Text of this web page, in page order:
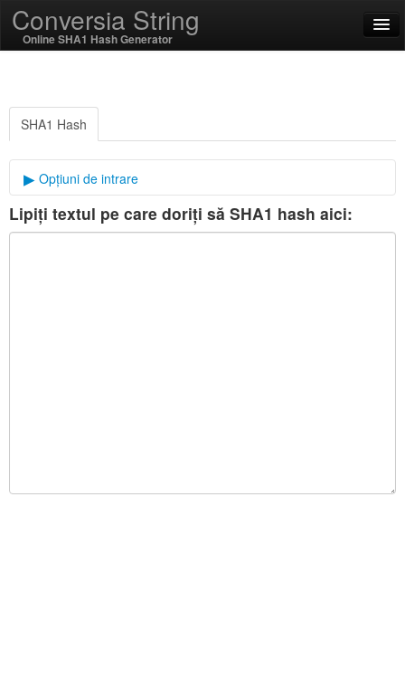
Conversia String
Online SHA1 Hash Generator
limba română
SSL On
Codare / Decode
SHA1 Hash
Opțiuni de intrare
sare criptografic
Lipiți textul pe care doriți să SHA1 hash aici: